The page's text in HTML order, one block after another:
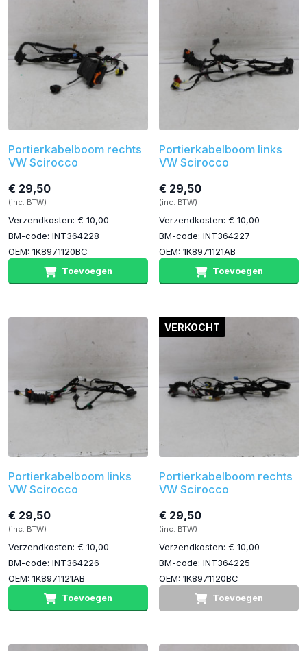
Portierkabelboom rechts
VW Scirocco
€ 29,50
(inc. BTW)
Verzendkosten: € 10,00
BM-code: INT364228
OEM: 1K8971120BC
Toevoegen
Portierkabelboom links
VW Scirocco
€ 29,50
(inc. BTW)
Verzendkosten: € 10,00
BM-code: INT364227
OEM: 1K8971121AB
Toevoegen
Portierkabelboom links
VW Scirocco
€ 29,50
(inc. BTW)
Verzendkosten: € 10,00
BM-code: INT364226
OEM: 1K8971121AB
Toevoegen
VERKOCHT
Portierkabelboom rechts
VW Scirocco
€ 29,50
(inc. BTW)
Verzendkosten: € 10,00
BM-code: INT364225
OEM: 1K8971120BC
Toevoegen